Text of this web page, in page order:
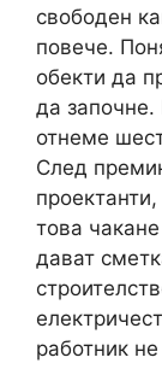
свободен
повече.
обекти да
да
отнеме
След
това
дават
работник